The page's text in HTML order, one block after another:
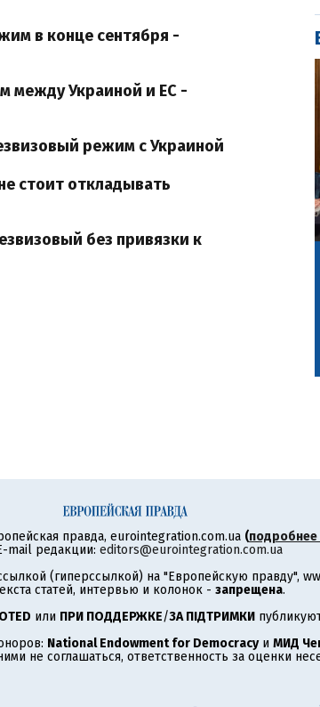
в конце сентября -
между Украиной и ЕС -
режим с Украиной
стоит откладывать
без привязки к
правда, eurointegration.com.ua (подробнее
mail редакции: editors@eurointegration.com.ua
(гиперссылкой) на "Европейскую правду",
статей, интервью и колонок - запрещена.
или ПРИ ПОДДЕРЖКЕ/ЗА ПІДТРИМКИ
National Endowment for Democracyи МИД
не соглашаться, ответственность за оценки